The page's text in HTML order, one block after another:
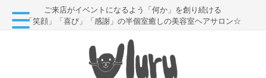
ご来店がイベントになるよう「何か」を創り続ける
「笑顔」「喜び」「感謝」の半個室癒しの美容室ヘアサロン☆